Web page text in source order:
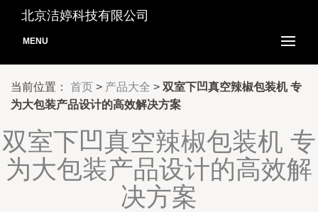
北京洁婷科技有限公司
MENU
当前位置： 首页 > 产品大全 > 双室下凹真空辣椒包装机 专
为大包装产品设计的高效解决方案
双室下凹真空辣椒包装机 专
为大包装产品设计的高效解
决方案